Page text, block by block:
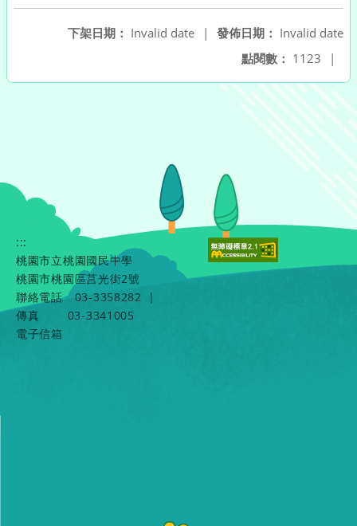
發佈日期： Invalid date
下架日期： Invalid date
|
點閱數： 1123 |
:::
桃園市立桃園國民中學
桃園市桃園區莒光街2號
聯絡電話
03-3358282
|
傳真
03-3341005
電子信箱